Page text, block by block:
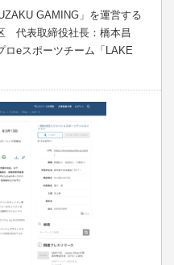
GAMING」を運営する
代表取締役社長：橋本昌
ロeスポーツチーム「LAKE